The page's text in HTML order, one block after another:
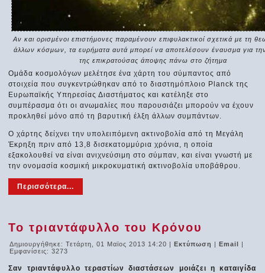
Αν και ορισμένοι επιστήμονες παραμένουν επιφυλακτικοί σχετικά με τη
άλλων κόσμων, τα ευρήματα αυτά μπορεί να αποτελέσουν έναυσμα για
της επικρατούσας άποψης πάνω στο ζήτημα
Ομάδα κοσμολόγων μελέτησε ένα χάρτη του σύμπαντος από
στοιχεία που συγκεντρώθηκαν από το διαστημόπλοιο Planck της
Ευρωπαϊκής Υπηρεσίας Διαστήματος και κατέληξε στο
συμπέρασμα ότι οι ανωμαλίες που παρουσιάζει μπορούν να έχουν
προκληθεί μόνο από τη βαρυτική έλξη άλλων συμπάντων.
Ο χάρτης δείχνει την υπολειπόμενη ακτινοβολία από τη Μεγάλη
Έκρηξη πριν από 13,8 δισεκατομμύρια χρόνια, η οποία
εξακολουθεί να είναι ανιχνεύσιμη στο σύμπαν, και είναι γνωστή με
την ονομασία κοσμική μικροκυματική ακτινοβολία υποβάθρου.
Περισσότερα...
Το τριαντάφυλλο του Κρόνου
Δημιουργήθηκε: Τετάρτη, 01 Μαϊος 2013 14:20 |Εκτύπωση |Email |
Εμφανίσεις: 3273
Σαν τριαντάφυλλο τεραστίων διαστάσεων μοιάζει η καταιγίδα